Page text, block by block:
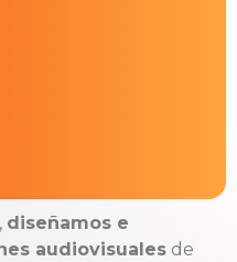
diseñamos e
audiovisuales de